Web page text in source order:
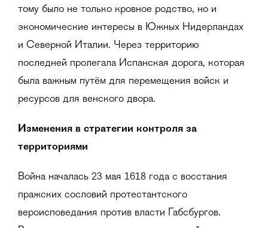
тому было не только кровное родство, но и
экономические интересы в Южных Нидерландах
и Северной Италии. Через территорию
последней пролегала Испанская дорога, которая
была важным путём для перемещения войск и
ресурсов для венского двора.
Изменения в стратегии контроля за
территориями
Война началась 23 мая 1618 года с восстания
пражских сословий протестантского
вероисповедания против власти Габсбургов.